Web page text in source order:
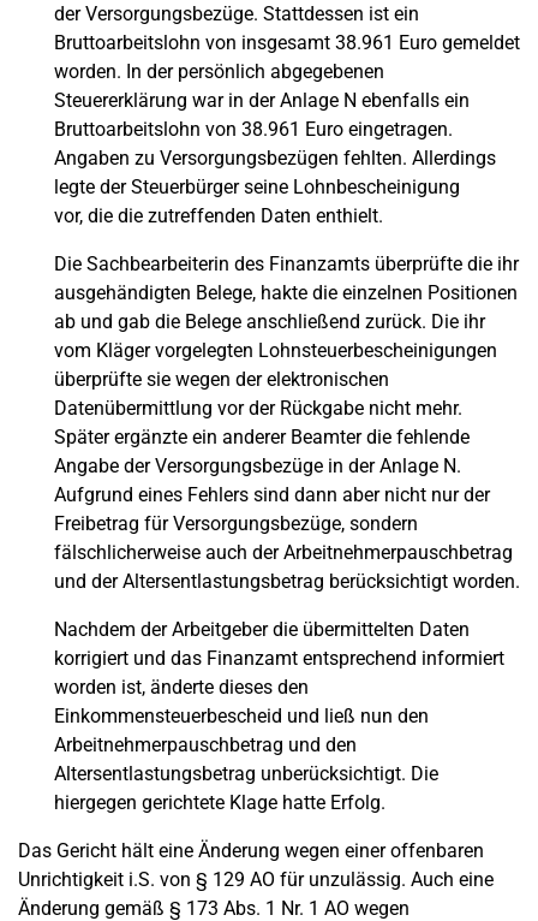
der Versorgungsbezüge. Stattdessen ist ein
Bruttoarbeitslohn von insgesamt 38.961 Euro gemeldet
worden. In der persönlich abgegebenen
Steuererklärung war in der Anlage N ebenfalls ein
Bruttoarbeitslohn von 38.961 Euro eingetragen.
Angaben zu Versorgungsbezügen fehlten. Allerdings
legte der Steuerbürger seine Lohnbescheinigung
vor, die die zutreffenden Daten enthielt.
Die Sachbearbeiterin des Finanzamts überprüfte die ihr
ausgehändigten Belege, hakte die einzelnen Positionen
ab und gab die Belege anschließend zurück. Die ihr
vom Kläger vorgelegten Lohnsteuerbescheinigungen
überprüfte sie wegen der elektronischen
Datenübermittlung vor der Rückgabe nicht mehr.
Später ergänzte ein anderer Beamter die fehlende
Angabe der Versorgungsbezüge in der Anlage N.
Aufgrund eines Fehlers sind dann aber nicht nur der
Freibetrag für Versorgungsbezüge, sondern
fälschlicherweise auch der Arbeitnehmerpauschbetrag
und der Altersentlastungsbetrag berücksichtigt worden.
Nachdem der Arbeitgeber die übermittelten Daten
korrigiert und das Finanzamt entsprechend informiert
worden ist, änderte dieses den
Einkommensteuerbescheid und ließ nun den
Arbeitnehmerpauschbetrag und den
Altersentlastungsbetrag unberücksichtigt. Die
hiergegen gerichtete Klage hatte Erfolg.
Das Gericht hält eine Änderung wegen einer offenbaren
Unrichtigkeit i.S. von § 129 AO für unzulässig. Auch eine
Änderung gemäß § 173 Abs. 1 Nr. 1 AO wegen